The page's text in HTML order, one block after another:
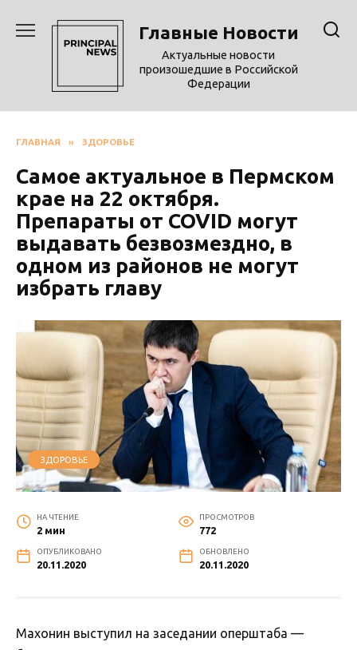
содержанию
Главные Новости
Актуальные новости
произошедшие в Российской
Федерации
ГЛАВНАЯ » ЗДОРОВЬЕ
Самое актуальное в Пермском
крае на 22 октября.
Препараты от COVID могут
выдавать безвозмездно, в
одном из районов не могут
избрать главу
ЗДОРОВЬЕ
НА ЧТЕНИЕ
2 мин
ПРОСМОТРОВ
772
ОПУБЛИКОВАНО
20.11.2020
ОБНОВЛЕНО
20.11.2020
Махонин выступил на заседании оперштаба —